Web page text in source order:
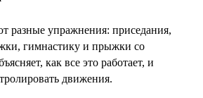
разные упражнения: приседания,
гимнастику и прыжки со
как все это работает, и
движения.